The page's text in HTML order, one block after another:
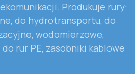
Produkuje rury:
do hydrotransportu, do
wodomierzowe,
rur PE, zasobniki kablowe